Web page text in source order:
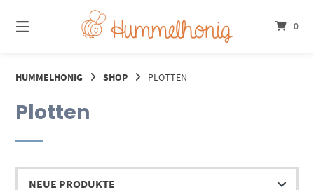
zum
Inhalt
0
HUMMELHONIG SHOP PLOTTEN
Plotten